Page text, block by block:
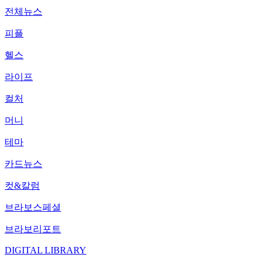
전체뉴스
피플
헬스
라이프
컬처
머니
테마
카드뉴스
컷&칼럼
브라보스페셜
브라보리포트
DIGITAL LIBRARY